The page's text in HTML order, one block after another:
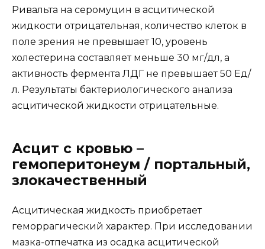
Ривальта на серомуцин в асцитической
жидкости отрицательная, количество клеток в
поле зрения не превышает 10, уровень
холестерина составляет меньше 30 мг/дл, а
активность фермента ЛДГ не превышает 50 Ед/
л. Результаты бактериологического анализа
асцитической жидкости отрицательные.
Асцит с кровью –
гемоперитонеум / портальный,
злокачественный
Асцитическая жидкость приобретает
геморрагический характер. При исследовании
мазка-отпечатка из осадка асцитической